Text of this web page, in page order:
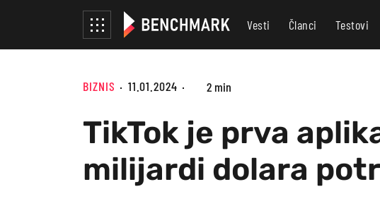
Vesti Članci Testovi
BIZNIS 11.01.2024 2 min
TikTok je prva
milijardi dolara